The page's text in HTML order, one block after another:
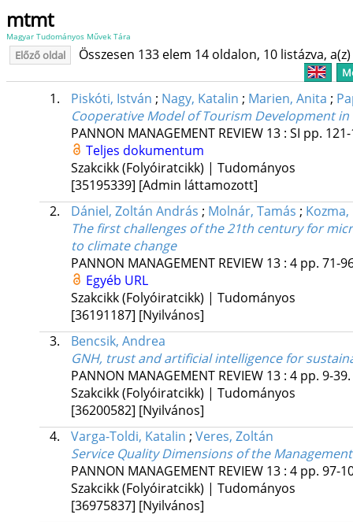
mtmt
Magyar Tudományos Művek Tára
Előző oldal Összesen 133 elem 14 oldalon, 10 listázva,
1. Piskóti, István ; Nagy, Katalin ; Marien, Anita ;
Cooperative Model of Tourism Development
PANNON MANAGEMENT REVIEW 13: SI pp.
Teljes dokumentum
Szakcikk (Folyóiratcikk) | Tudományos
[35195339] [Admin láttamozott]
2.
Dániel, Zoltán András ; Molnár, Tamás ;
The first challenges of the 21th century for
to climate change
PANNON MANAGEMENT REVIEW 13: 4 pp. 71-
Egyéb URL
Szakcikk (Folyóiratcikk) | Tudományos
[36191187] [Nyilvános]
3.
Bencsik, Andrea
GNH, trust and artificial intelligence for
PANNON MANAGEMENT REVIEW 13: 4 pp. 9-
Szakcikk (Folyóiratcikk) | Tudományos
[36200582] [Nyilvános]
4.
Varga-Toldi, Katalin ; Veres, Zoltán
Service Quality Dimensions of the
PANNON MANAGEMENT REVIEW 13: 4 pp. 97-
Szakcikk (Folyóiratcikk) | Tudományos
[36975837] [Nyilvános]